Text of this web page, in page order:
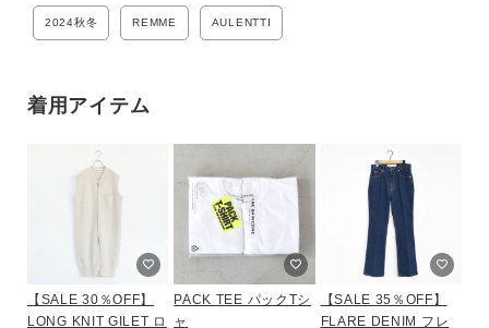
2024秋冬 REMME AULENTTI
着用アイテム
【SALE 30％OFF】
LONG KNIT GILET ロ
PACK TEE パックTシ
ャ
【SALE 35％OFF】
FLARE DENIM フレ